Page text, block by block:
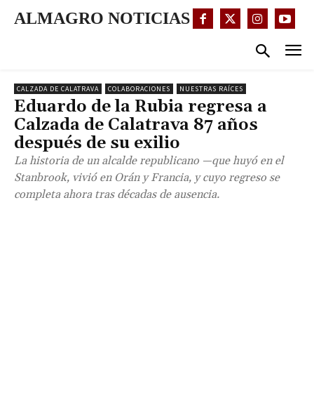
ALMAGRO NOTICIAS
CALZADA DE CALATRAVA COLABORACIONES NUESTRAS RAÍCES
Eduardo de la Rubia regresa a
Calzada de Calatrava 87 años
después de su exilio
La historia de un alcalde republicano —que huyó en el
Stanbrook, vivió en Orán y Francia, y cuyo regreso se
completa ahora tras décadas de ausencia.